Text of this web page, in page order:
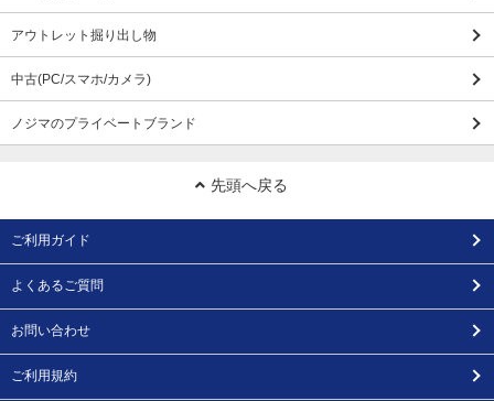
アウトレット掘り出し物
中古(PC/スマホ/カメラ)
ノジマのプライベートブランド
先頭へ戻る
ご利用ガイド
よくあるご質問
お問い合わせ
ご利用規約